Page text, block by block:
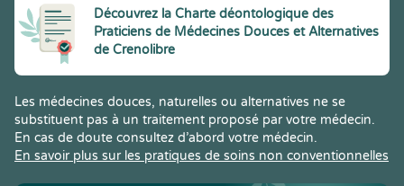
Découvrez la Charte déontologique des
Praticiens de Médecines Douces et Alternatives
de Crenolibre
Les médecines douces, naturelles ou alternatives ne se
substituent pas à un traitement proposé par votre médecin.
En cas de doute consultez d’abord votre médecin.
En savoir plus sur les pratiques de soins non conventionnelles